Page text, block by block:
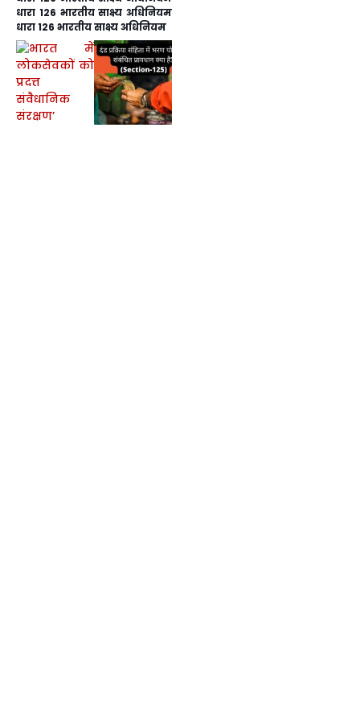
धारा 126 भारतीय साक्ष्य अधिनियम
धारा 126 भारतीय साक्ष्य अधिनियम